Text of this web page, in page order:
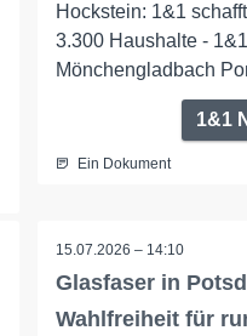
Hockstein: 1&1
3.300 Haushalte -
Mönchengladbach
1&1
Ein Dokument
15.07.2026 – 14:10
Glasfaser in
Wahlfreiheit für